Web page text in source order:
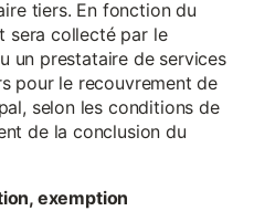
tiers. En fonction du
sera collecté par le
un prestataire de services
pour le recouvrement de
selon les conditions de
de la conclusion du
exemption